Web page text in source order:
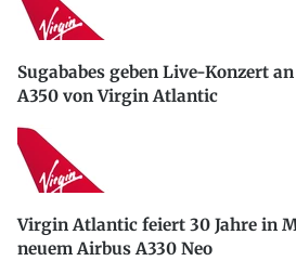
Sugababes geben Live-Konzert
A350 von Virgin Atlantic
Virgin Atlantic feiert 30 Jahre in
neuem Airbus A330 Neo